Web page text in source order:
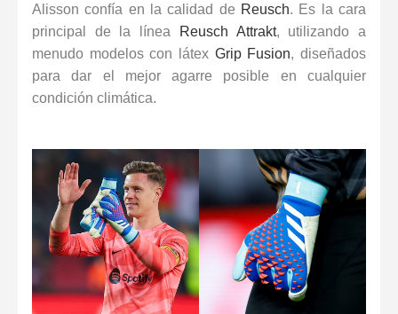
Alisson confía en la calidad de Reusch. Es la cara
principal de la línea
Reusch Attrakt, utilizando a
menudo modelos con látex Grip Fusion, diseñados
para dar el mejor agarre posible en cualquier
condición climática.